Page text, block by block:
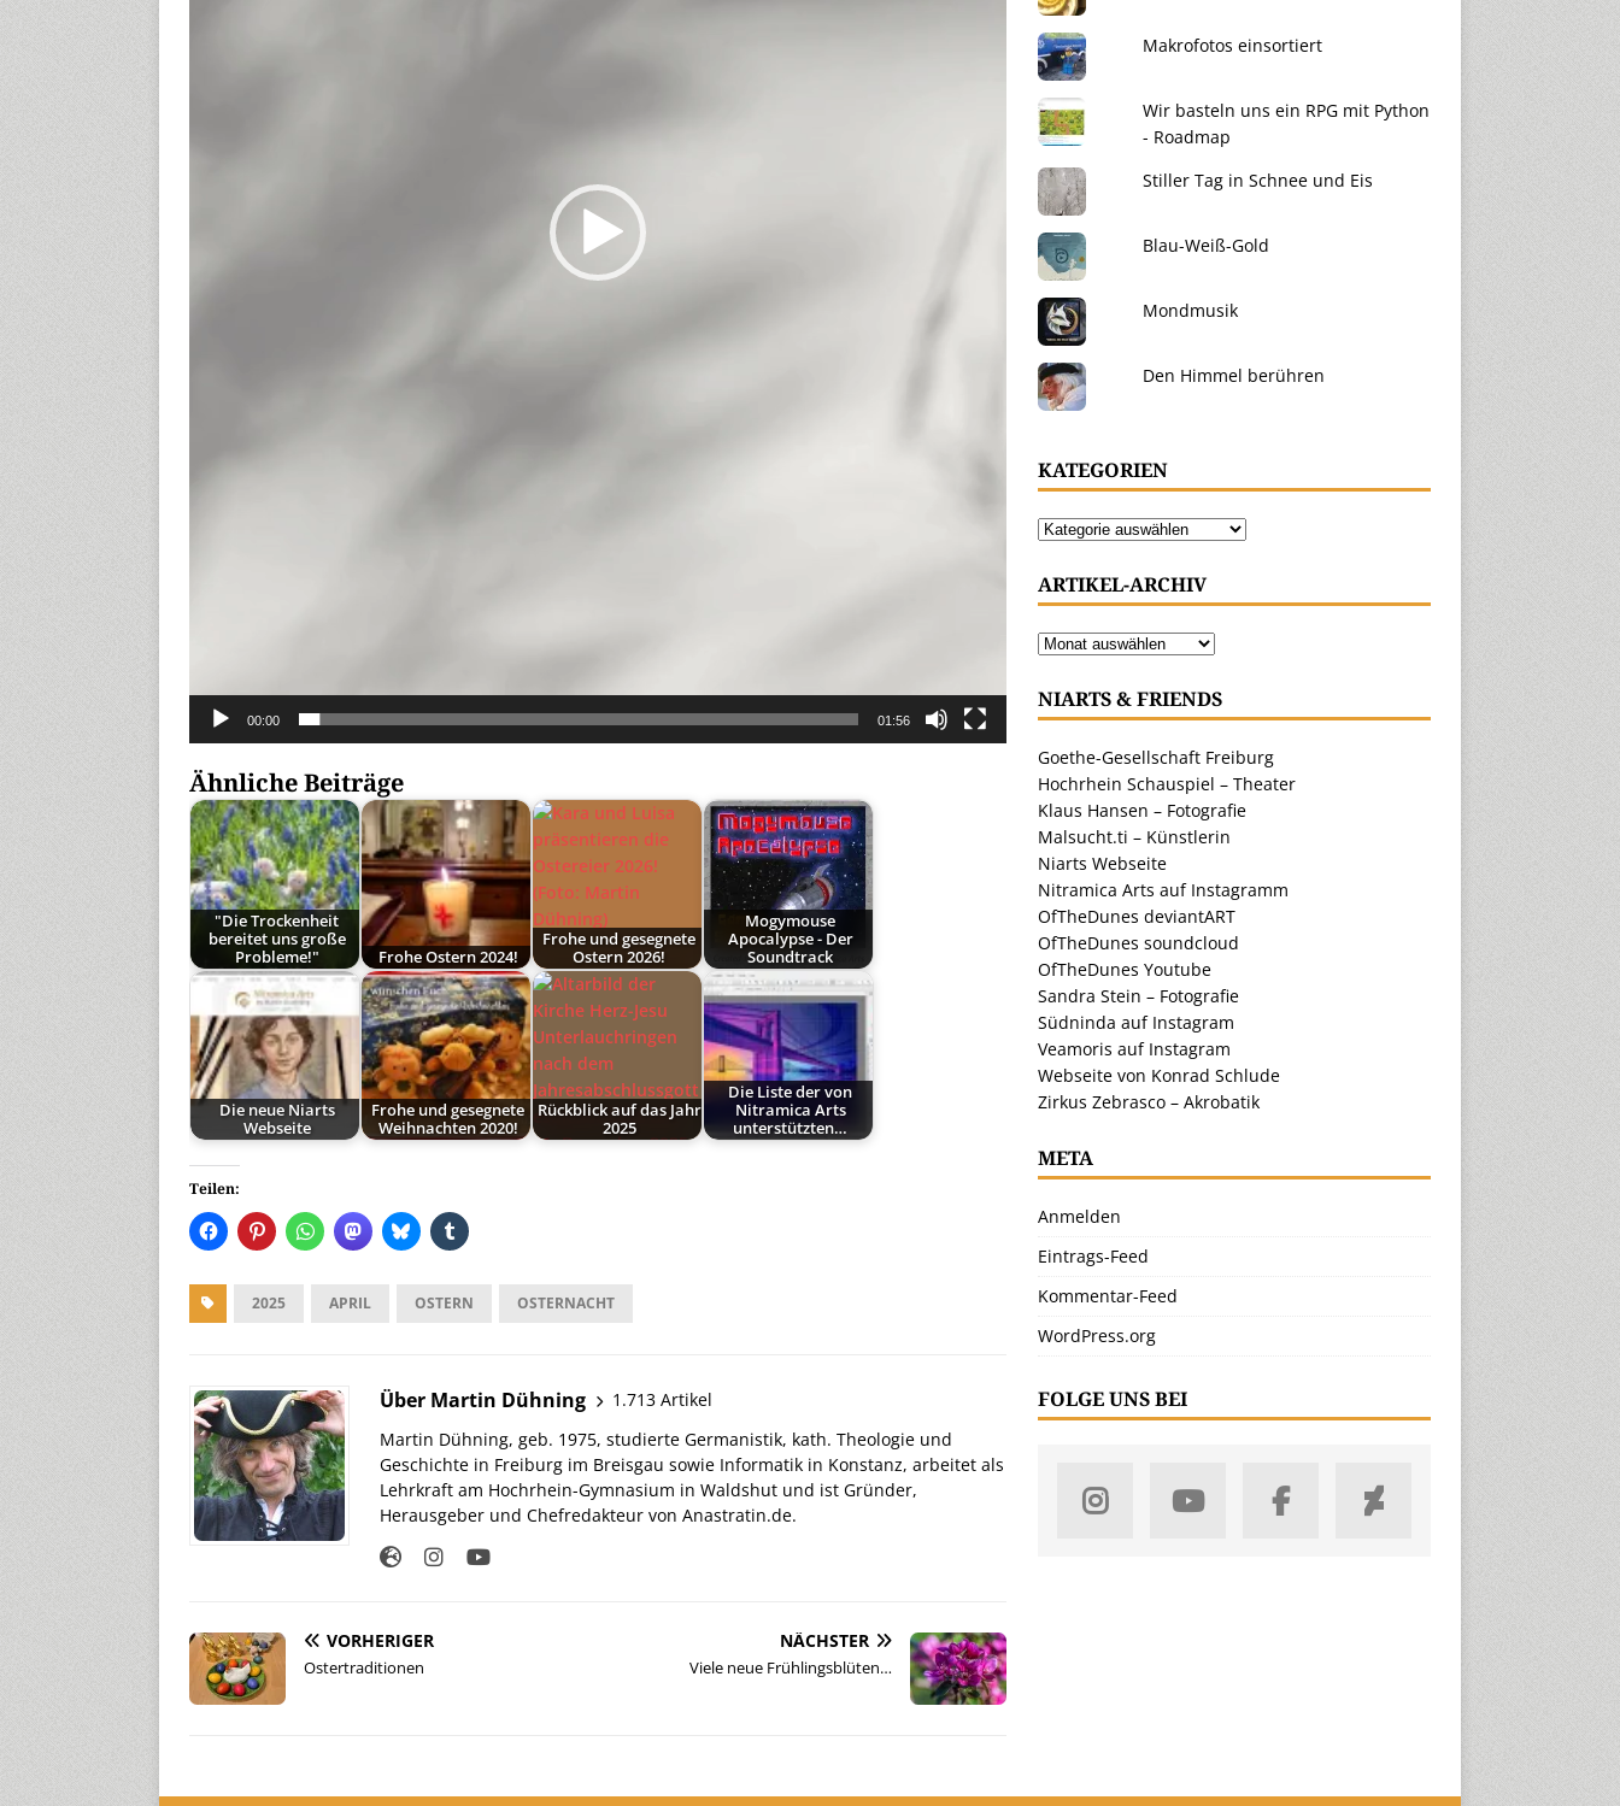
00:00 01:56
Ähnliche Beiträge
"Die Trockenheit
bereitet uns große
Probleme!"
Frohe Ostern 2024!
Frohe und gesegnete
Ostern 2026!
Mogymouse
Apocalypse - Der
Soundtrack
Die neue Niarts
Webseite
Frohe und gesegnete
Weihnachten 2020!
Rückblick auf das Jahr
2025
Die Liste der von
Nitramica Arts
unterstützten…
Teilen:
2025 APRIL OSTERN OSTERNACHT
Über Martin Dühning
1.713 Artikel
Martin Dühning, geb. 1975, studierte Germanistik, kath. Theologie und
Geschichte in Freiburg im Breisgau sowie Informatik in Konstanz, arbeitet als
Lehrkraft am Hochrhein-Gymnasium in Waldshut und ist Gründer,
Herausgeber und Chefredakteur von Anastratin.de.
VORHERIGER
Ostertraditionen
NÄCHSTER
Viele neue Frühlingsblüten…
Makrofotos einsortiert
Wir basteln uns ein RPG mit Python
- Roadmap
Stiller Tag in Schnee und Eis
Blau-Weiß-Gold
Mondmusik
Den Himmel berühren
KATEGORIEN
ARTIKEL-ARCHIV
NIARTS & FRIENDS
Goethe-Gesellschaft Freiburg
Hochrhein Schauspiel – Theater
Klaus Hansen – Fotografie
Malsucht.ti – Künstlerin
Niarts Webseite
Nitramica Arts auf Instagramm
OfTheDunes deviantART
OfTheDunes soundcloud
OfTheDunes Youtube
Sandra Stein – Fotografie
Südninda auf Instagram
Veamoris auf Instagram
Webseite von Konrad Schlude
Zirkus Zebrasco – Akrobatik
META
Anmelden
Eintrags-Feed
Kommentar-Feed
WordPress.org
FOLGE UNS BEI